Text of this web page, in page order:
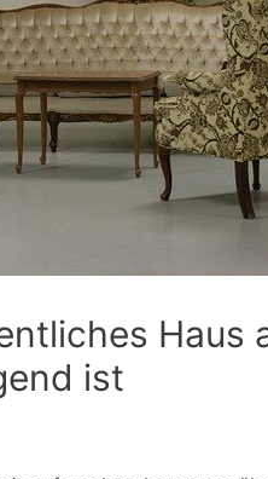
Haus
ist